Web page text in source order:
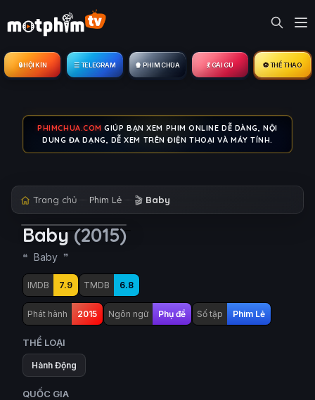
🔒︎ HỘI KÍN ☰ TELEGRAM 🍿 PHIM CHÙA 💃 GÁI GÚ ⚽ THỂ THAO
PHIMCHUA.COM GIÚP BẠN XEM PHIM ONLINE DỄ DÀNG, NỘI
DUNG ĐA DẠNG, DỄ XEM TRÊN ĐIỆN THOẠI VÀ MÁY TÍNH.
Trang chủ Phim Lẻ 🎬 Baby
Baby (2015)
Baby
IMDB 7.9 TMDB 6.8
Phát hành 2015 Ngôn ngữ Phụ đề Số tập Phim Lẻ
THỂ LOẠI
Hành Động
QUỐC GIA